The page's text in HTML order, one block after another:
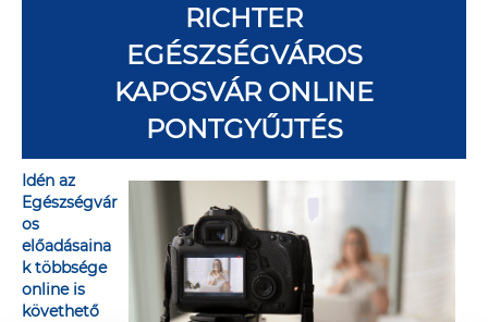
RICHTER
EGÉSZSÉGVÁROS
KAPOSVÁR ONLINE
PONTGYŰJTÉS
Idén az
Egészségvár
os
előadásaina
k többsége
online is
követhető